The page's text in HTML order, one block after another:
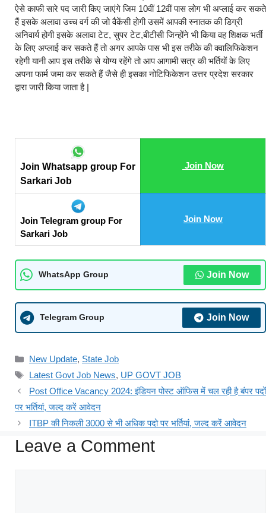
ऐसे काफी सारे पद जारी किए जाएंगे जिम 10वीं 12वीं पास लोग भी अप्लाई कर सकते
हैं इसके अलावा उच्च वर्ग की जो वैकेंसी होगी उसमें आपकी स्नातक की डिग्री
अनिवार्य होगी इसके अलावा टेट, सुपर टेट,बीटीसी जिन्होंने भी किया वह शिक्षक भर्ती
के लिए अप्लाई कर सकते हैं तो अगर आपके पास भी इस तरीके की क्वालिफिकेशन
रहेगी यानी आप इस तरीके से योग्य रहेंगे तो आप आगामी सत्र की भर्तियों के लिए
अपना फार्म जमा कर सकते हैं जैसे ही इसका नोटिफिकेशन उत्तर प्रदेश सरकार
द्वारा जारी किया जाता है |
Join Whatsapp group For
Sarkari Job
Join Now
Join Telegram group For
Sarkari Job
Join Now
WhatsApp Group Join Now
Telegram Group Join Now
New Update, State Job
Latest Govt Job News, UP GOVT JOB
Post Office Vacancy 2024: इंडियन पोस्ट ऑफिस में चल रही है बंपर पदों
पर भर्तियां, जल्द करें आवेदन
ITBP की निकली 3000 से भी अधिक पदो पर भर्तियां, जल्द करें आवेदन
Leave a Comment